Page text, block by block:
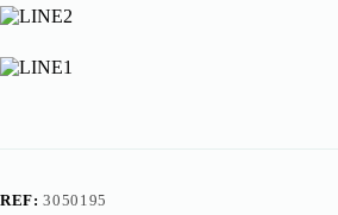
Farolins
Fundo
Preto
REF:3050195